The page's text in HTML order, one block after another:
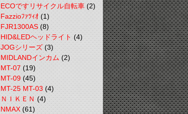
ECOですリサイクル自転車(2)
Fazzioﾌｧﾂｨｵ(1)
FJR1300AS(8)
HID&LEDヘッドライト(4)
JOGシリーズ(3)
MIDLANDインカム(2)
MT-07(19)
MT-09 (45)
MT-25 MT-03(4)
ＮＩＫＥＮ(4)
NMAX(61)